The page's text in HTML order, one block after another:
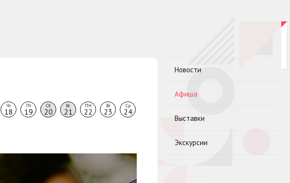
Чт
18
Пт
19
Сб
20
Вс
21
ПН
22
Вт
23
Ср
24
Новости
Афиша
Выставки
Экскурсии